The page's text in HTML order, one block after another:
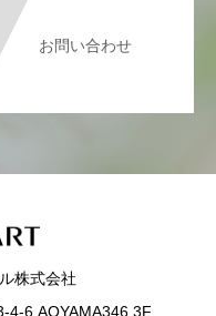
お問い合わせ
株式会社
4-6 AOYAMA346 3F